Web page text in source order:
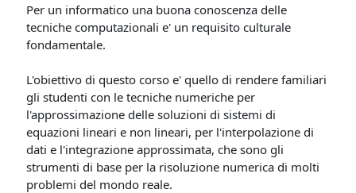
Per un informatico una buona conoscenza delle
tecniche computazionali e' un requisito culturale
fondamentale.
L'obiettivo di questo corso e' quello di rendere familiari
gli studenti con le tecniche numeriche per
l'approssimazione delle soluzioni di sistemi di
equazioni lineari e non lineari, per l'interpolazione di
dati e l'integrazione approssimata, che sono gli
strumenti di base per la risoluzione numerica di molti
problemi del mondo reale.